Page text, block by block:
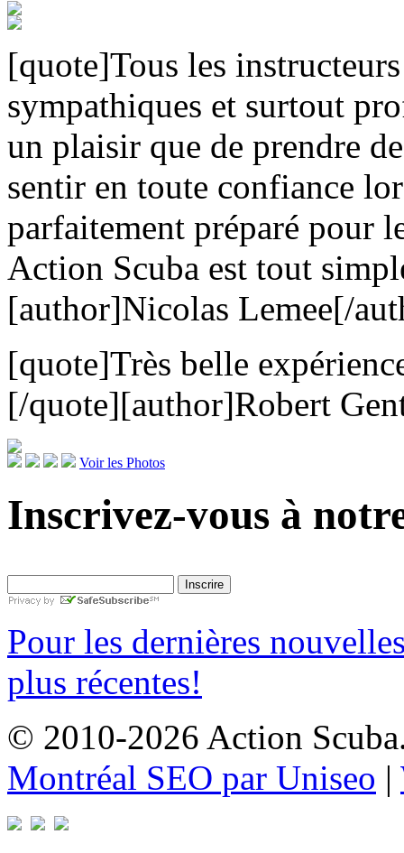
[quote]Tous les
sympathiques et surtout
un plaisir que de prendre
sentir en toute confiance
parfaitement préparé pour
Action Scuba est tout
[author]Nicolas Lemee[/
[quote]Très belle
[/quote][author]Robert
Voir les Photos
Inscrivez-vous à
Pour les dernières
plus récentes!
© 2010-2026 Action
Montréal SEO par Uniseo |